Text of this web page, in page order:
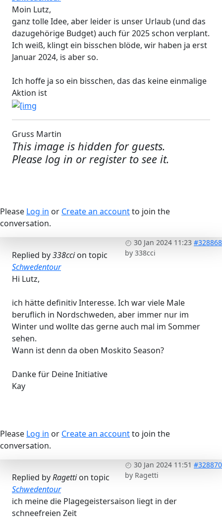
Moin Lutz,
ganz tolle Idee, aber leider is unser Urlaub (und das
dazugehörige Budget) auch für 2025 schon verplant.
Ich weiß, klingt ein bisschen blöde, wir haben ja erst
Januar 2024, is aber so.
Ich hoffe ja so ein bisschen, das das keine einmalige
Aktion ist
Gruss Martin
This image is hidden for guests.
Please log in or register to see it.
Please Log in or Create an accountto join the
conversation.
30 Jan 2024 11:23 #328868
by 338cci
Replied by338ccion topic
Schwedentour
Hi Lutz,
ich hätte definitiv Interesse. Ich war viele Male
beruflich in Nordschweden, aber immer nur im
Winter und wollte das gerne auch mal im Sommer
sehen.
Wann ist denn da oben Moskito Season?
Danke für Deine Initiative
Kay
Please Log in or Create an accountto join the
conversation.
30 Jan 2024 11:51 #328870
by Ragetti
Replied byRagettion topic
Schwedentour
ich meine die Plagegeistersaison liegt in der
schneefreien Zeit